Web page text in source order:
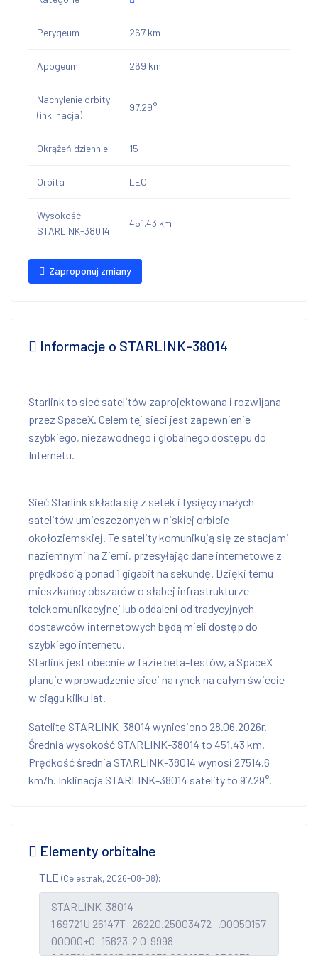
Perygeum 267 km
Apogeum 269 km
Nachylenie orbity
(inklinacja)
97.29°
Okrążeń dziennie 15
Orbita LEO
Wysokość
STARLINK-38014
451.43 km
Zaproponuj zmiany
Informacje o STARLINK-38014
Starlink to sieć satelitów zaprojektowana i rozwijana
przez SpaceX. Celem tej sieci jest zapewnienie
szybkiego, niezawodnego i globalnego dostępu do
Internetu.
Sieć Starlink składa się z setek i tysięcy małych
satelitów umieszczonych w niskiej orbicie
okołoziemskiej. Te satelity komunikują się ze stacjami
naziemnymi na Ziemi, przesyłając dane internetowe z
prędkością ponad 1 gigabit na sekundę. Dzięki temu
mieszkańcy obszarów o słabej infrastrukturze
telekomunikacyjnej lub oddaleni od tradycyjnych
dostawców internetowych będą mieli dostęp do
szybkiego internetu.
Starlink jest obecnie w fazie beta-testów, a SpaceX
planuje wprowadzenie sieci na rynek na całym świecie
w ciągu kilku lat.
Satelitę STARLINK-38014 wyniesiono 28.06.2026r.
Średnia wysokość STARLINK-38014 to 451.43 km.
Prędkość średnia STARLINK-38014 wynosi 27514.6
km/h. Inklinacja STARLINK-38014 satelity to 97.29°.
Elementy orbitalne
TLE (Celestrak, 2026-08-08):